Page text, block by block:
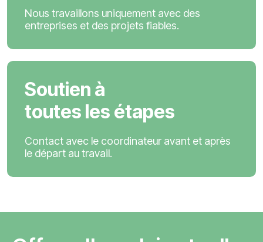
Nous travaillons uniquement avec des
entreprises et des projets fiables.
Soutien à
toutes les étapes
Contact avec le coordinateur avant et après
le départ au travail.